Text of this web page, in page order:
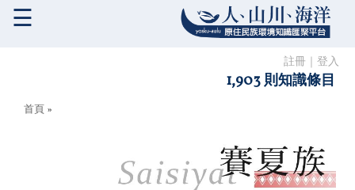
註冊 登入
1,903 則知識條目
☰
您在這裡
首頁 »